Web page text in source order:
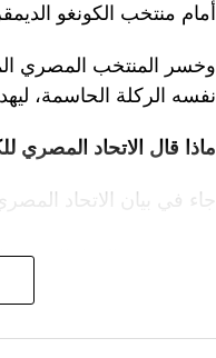
أمام منتخب الكونغو
نفسه الركلة الحاسمة،
ماذا قال الاتحاد المصري
جاء في بيان الاتحاد
يتقدم الاتحاد
تحقيق طموح
من تلبية جميع